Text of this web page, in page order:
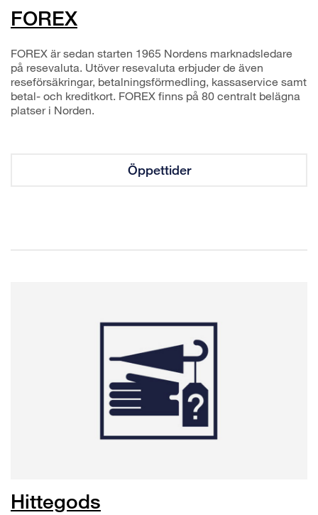
FOREX
FOREX är sedan starten 1965 Nordens marknadsledare
på resevaluta. Utöver resevaluta erbjuder de även
reseförsäkringar, betalningsförmedling, kassaservice samt
betal- och kreditkort. FOREX finns på 80 centralt belägna
platser i Norden.
Öppettider
Hittegods